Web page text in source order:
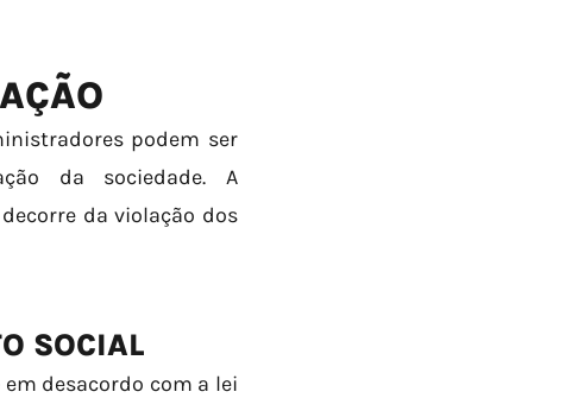
podem ser
da sociedade. A
da violação dos
SOCIAL
desacordo com a lei